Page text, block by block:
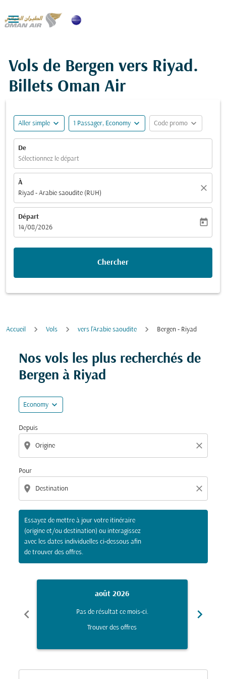

Vols de Bergen vers Riyad.
Billets Oman Air
Aller simple expand_more 1 Passager, Economy expand_more Code promo expand_more
De
Sélectionnez le départ
À
Riyad - Arabie saoudite (RUH)
close
Départ
fc-booking-departure-date-aria-label
14/08/2026
today
Chercher
Accueil Vols vers l'Arabie saoudite Bergen - Riyad
Nos vols les plus recherchés de
Bergen à Riyad
Economy expand_more
Depuis
location_on close
Pour
location_on close
Essayez de mettre à jour votre itinéraire
(origine et/ou destination) ou interagissez
avec les dates individuelles ci-dessous afin
de trouver des offres.
Essayez de mettre à jour votre itinéraire (origine et/
chevron_left
août 2026
Pas de résultat ce mois-ci.
Trouver des offres
chevron_right